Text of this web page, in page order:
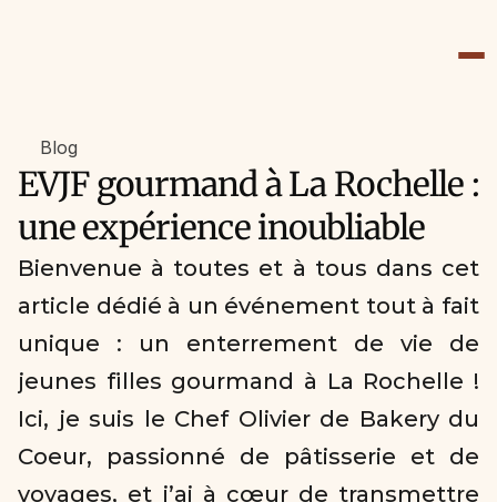
Blog
EVJF gourmand à La Rochelle :
une expérience inoubliable
Bienvenue à toutes et à tous dans cet
article dédié à un événement tout à fait
unique : un enterrement de vie de
jeunes filles gourmand à La Rochelle !
Ici, je suis le Chef Olivier de Bakery du
Coeur, passionné de pâtisserie et de
voyages, et j’ai à cœur de transmettre